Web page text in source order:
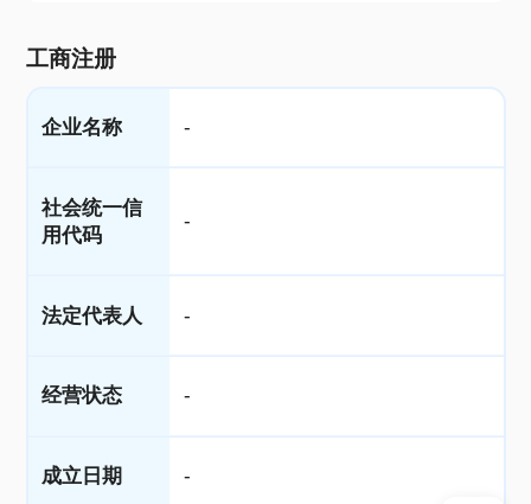
工商注册
企业名称 -
社会统一信
用代码
-
法定代表人 -
经营状态 -
成立日期 -